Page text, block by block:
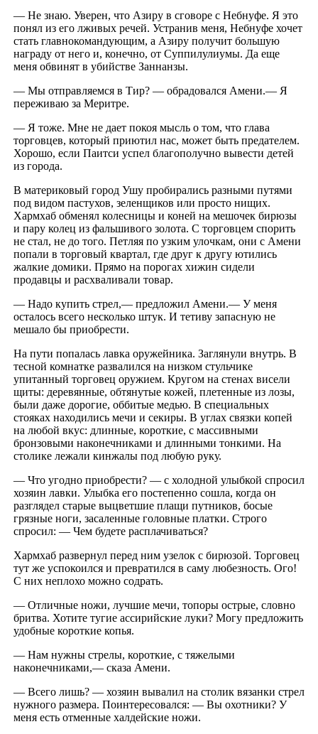
— Не знаю. Уверен, что Азиру в сговоре с Небнуфе. Я это
понял из его лживых речей. Устранив меня, Небнуфе хочет
стать главнокомандующим, а Азиру получит большую
награду от него и, конечно, от Суппилулиумы. Да еще
меня обвинят в убийстве Заннанзы.
— Мы отправляемся в Тир? — обрадовался Амени.— Я
переживаю за Меритре.
— Я тоже. Мне не дает покоя мысль о том, что глава
торговцев, который приютил нас, может быть предателем.
Хорошо, если Паитси успел благополучно вывести детей
из города.
В материковый город Ушу пробирались разными путями
под видом пастухов, зеленщиков или просто нищих.
Хармхаб обменял колесницы и коней на мешочек бирюзы
и пару колец из фальшивого золота. С торговцем спорить
не стал, не до того. Петляя по узким улочкам, они с Амени
попали в торговый квартал, где друг к другу ютились
жалкие домики. Прямо на порогах хижин сидели
продавцы и расхваливали товар.
— Надо купить стрел,— предложил Амени.— У меня
осталось всего несколько штук. И тетиву запасную не
мешало бы приобрести.
На пути попалась лавка оружейника. Заглянули внутрь. В
тесной комнатке развалился на низком стульчике
упитанный торговец оружием. Кругом на стенах висели
щиты: деревянные, обтянутые кожей, плетенные из лозы,
были даже дорогие, оббитые медью. В специальных
стояках находились мечи и секиры. В углах связки копей
на любой вкус: длинные, короткие, с массивными
бронзовыми наконечниками и длинными тонкими. На
столике лежали кинжалы под любую руку.
— Что угодно приобрести? — с холодной улыбкой спросил
хозяин лавки. Улыбка его постепенно сошла, когда он
разглядел старые выцветшие плащи путников, босые
грязные ноги, засаленные головные платки. Строго
спросил: — Чем будете расплачиваться?
Хармхаб развернул перед ним узелок с бирюзой. Торговец
тут же успокоился и превратился в саму любезность. Ого!
С них неплохо можно содрать.
— Отличные ножи, лучшие мечи, топоры острые, словно
бритва. Хотите тугие ассирийские луки? Могу предложить
удобные короткие копья.
— Нам нужны стрелы, короткие, с тяжелыми
наконечниками,— сказа Амени.
— Всего лишь? — хозяин вывалил на столик вязанки стрел
нужного размера. Поинтересовался: — Вы охотники? У
меня есть отменные халдейские ножи.